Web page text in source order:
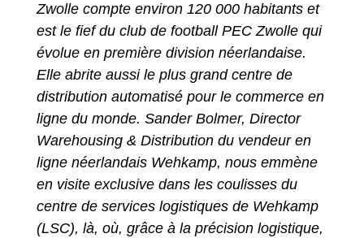
Zwolle compte environ 120 000 habitants et
est le fief du club de football PEC Zwolle qui
évolue en première division néerlandaise.
Elle abrite aussi le plus grand centre de
distribution automatisé pour le commerce en
ligne du monde. Sander Bolmer, Director
Warehousing & Distribution du vendeur en
ligne néerlandais Wehkamp, nous emmène
en visite exclusive dans les coulisses du
centre de services logistiques de Wehkamp
(LSC), là, où, grâce à la précision logistique,